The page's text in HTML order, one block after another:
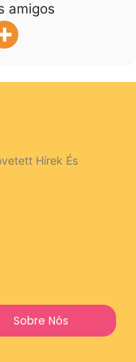
amigos
Hírek És
Sobre Nós